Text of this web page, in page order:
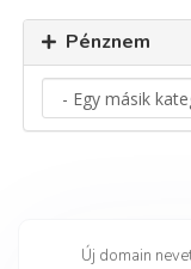
Pénznem
Új domain